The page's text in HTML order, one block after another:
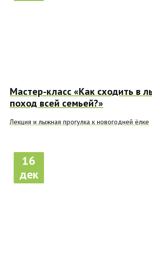
Мастер-класс «Как сходить в
поход всей семьей?»
Лекция и лыжная прогулка к новогодней ёлке
16
дек